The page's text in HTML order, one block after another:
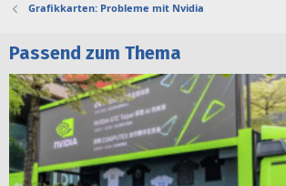
Grafikkarten: Probleme mit Nvidia
Passend zum Thema